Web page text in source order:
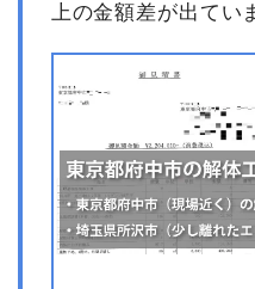
品名
鉄骨造住宅54坪2階建
1式
養生費
駐車場撤去
1
屋外物処分
1
上の金額差が出てい